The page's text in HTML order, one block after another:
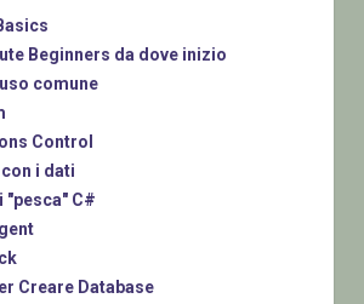
Beginners da dove inizio
comune
Control
i dati
"pesca" C#
Creare Database